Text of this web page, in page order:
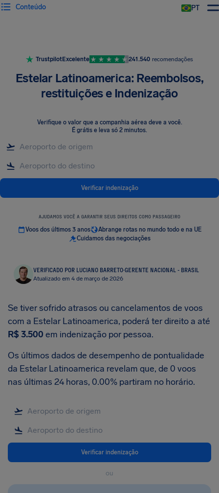
PT
Conteúdo
TrustpilotExcelente 241.540 recomendações
Estelar Latinoamerica: Reembolsos,
restituições e Indenização
Verifique o valor que a companhia aérea deve a você.
É grátis e leva só 2 minutos.
Verificar indenização
AJUDAMOS VOCÊ A GARANTIR SEUS DIREITOS COMO PASSAGEIRO
Voos dos últimos 3 anos
Abrange rotas no mundo todo e na UE
Cuidamos das negociações
VERIFICADO POR LUCIANO BARRETO·GERENTE NACIONAL - BRASIL
Atualizado em 4 de março de 2026
Se tiver sofrido atrasos ou cancelamentos de voos
com a Estelar Latinoamerica, poderá ter direito a até
R$ 3.500 em indenização por pessoa.
Os últimos dados de desempenho de pontualidade
da Estelar Latinoamerica revelam que, de 0 voos
nas últimas 24 horas, 0.00% partiram no horário.
Verificar indenização
ou